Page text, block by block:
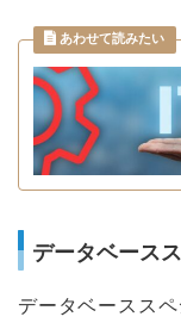
データベース
データベーススペ